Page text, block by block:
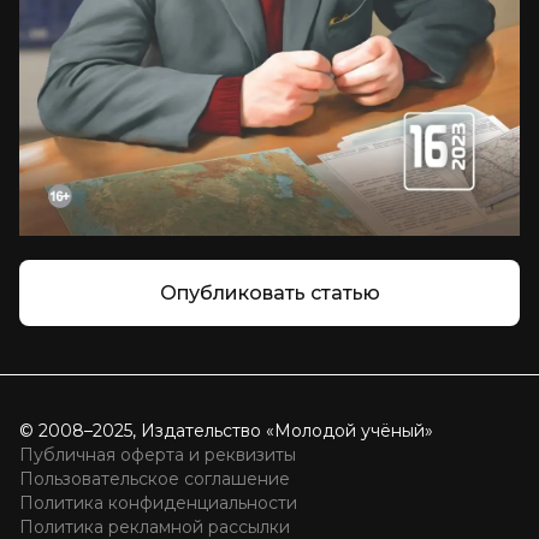
Опубликовать статью
© 2008–2025, Издательство «Молодой учёный»
Публичная оферта и реквизиты
Пользовательское соглашение
Политика конфиденциальности
Политика рекламной рассылки